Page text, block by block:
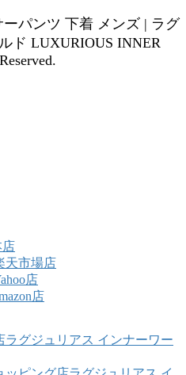
パンツ 下着 メンズ | ラグ
ド LUXURIOUS INNER
店
天市場店
店
店
ラグジュリアス インナーワー